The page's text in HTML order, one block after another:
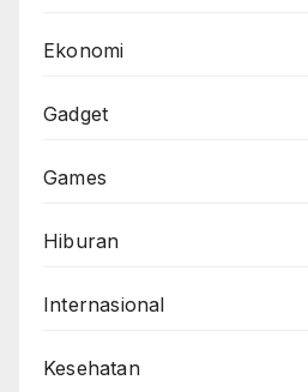
Ekonomi
Gadget
Games
Hiburan
Internasional
Kesehatan